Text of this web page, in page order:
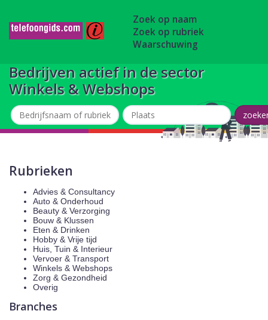
Zoek op naam
Zoek op rubriek
Waarschuwing
Bedrijven actief in de sector
Winkels & Webshops
Rubrieken
Advies & Consultancy
Auto & Onderhoud
Beauty & Verzorging
Bouw & Klussen
Eten & Drinken
Hobby & Vrije tijd
Huis, Tuin & Interieur
Vervoer & Transport
Winkels & Webshops
Zorg & Gezondheid
Overig
Branches